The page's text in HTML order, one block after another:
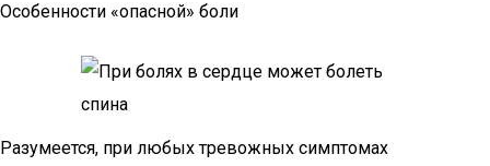
Особенности «опасной» боли
Разумеется, при любых тревожных симптомах